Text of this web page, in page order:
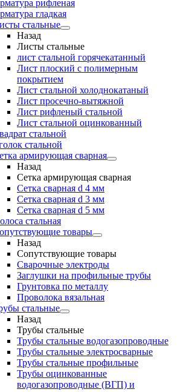
рифленая
гладкая
стальные
Назад
Листы стальные
лист стальной горячекатанный
Лист плоский с полимерным
покрытием
Лист стальной холоднокатаный
Лист просечно-вытяжной
Лист рифленый стальной
Лист стальной оцинкованный
стальной
стальной
армирующая сварная
Назад
Сетка армирующая сварная
Сетка сварная d 4 мм
Сетка сварная d 3 мм
Сетка сварная d 5 мм
стальная
товары
Назад
Сопутствующие товары
Сварочные электроды
Заглушки на профильные трубы
Грунтовка по металлу
Проволока вязальная
стальные
Назад
Трубы стальные
Трубы стальные водогазопроводные
Трубы стальные электросварные
Трубы стальные профильные
Трубы оцинкованные
водогазопроводные (ВГП) и